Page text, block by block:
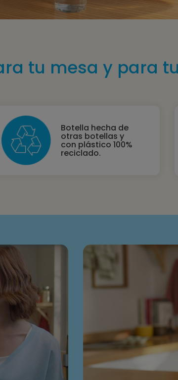
tu mesa y para
Botella hecha de
otras botellas y
con plástico 100%
reciclado.